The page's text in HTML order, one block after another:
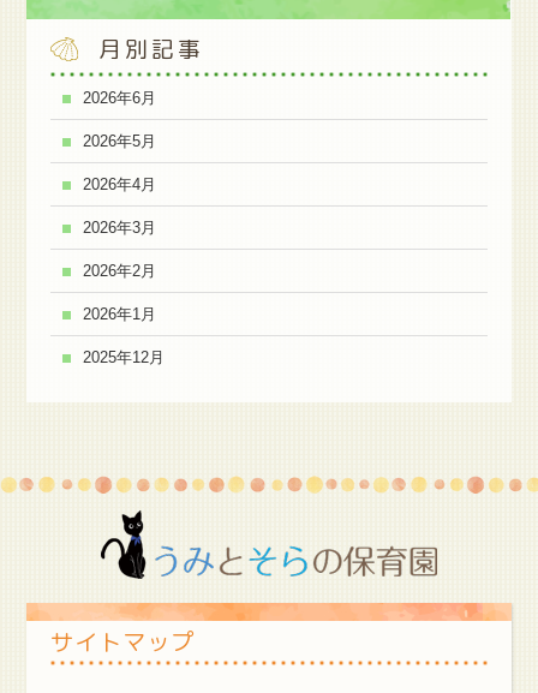
月別記事
2026年6月
2026年5月
2026年4月
2026年3月
2026年2月
2026年1月
2025年12月
サイトマップ